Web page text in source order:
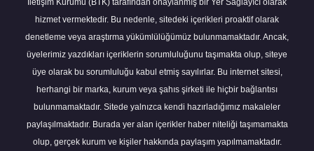
İletişim Kurumu (BTK) tarafından onaylanmış bir Yer Sağlayıcı olarak
hizmet vermektedir. Bu nedenle, sitedeki içerikleri proaktif olarak
denetleme veya araştırma yükümlülüğümüz bulunmamaktadır. Ancak,
üyelerimiz yazdıkları içeriklerin sorumluluğunu taşımakta olup, siteye
üye olarak bu sorumluluğu kabul etmiş sayılırlar. Bu internet sitesi,
herhangi bir marka, kurum veya şahıs şirketi ile hiçbir bağlantısı
bulunmamaktadır. Sitede yalnızca kendi hazırladığımız makaleler
paylaşılmaktadır. Burada yer alan içerikler haber niteliği taşımamakta
olup, gerçek kurum ve kişiler hakkında paylaşım yapılmamaktadır.